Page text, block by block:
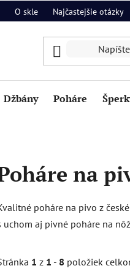
O skle Najčastejšie otázky
Džbány Poháre
na
poháre na pivo z
uchom aj pivné poháre na
1 z 1 - 8 položiek